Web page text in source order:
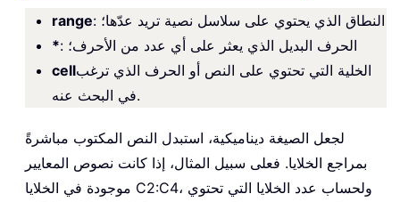
range : النطاق الذي يحتوي على سلاسل نصية تريد عدّها؛
* : الحرف البديل الذي يعثر على أي عدد من الأحرف؛
cellالخلية التي تحتوي على النص أو الحرف الذي ترغب
في البحث عنه.
لجعل الصيغة ديناميكية، استبدل النص المكتوب مباشرةً
بمراجع الخلايا. فعلى سبيل المثال، إذا كانت نصوص المعايير
موجودة في الخلايا C2:C4، ولحساب عدد الخلايا التي تحتوي